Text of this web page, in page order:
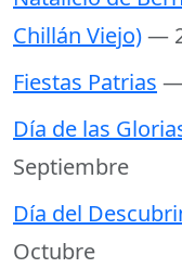
Chillán Viejo)—
Fiestas Patrias —
Día de las
Septiembre
Día del
Octubre